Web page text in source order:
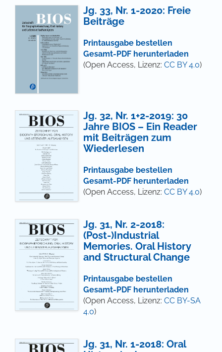
Jg. 33, Nr. 1-2020: Freie
Beiträge
Printausgabe bestellen
Gesamt-PDF herunterladen
(Open Access, Lizenz: CC BY 4.0)
Jg. 32, Nr. 1+2-2019: 30
Jahre BIOS – Ein Reader
mit Beiträgen zum
Wiederlesen
Printausgabe bestellen
Gesamt-PDF herunterladen
(Open Access, Lizenz: CC BY 4.0)
Jg. 31, Nr. 2-2018:
(Post-)Industrial
Memories. Oral History
and Structural Change
Printausgabe bestellen
Gesamt-PDF herunterladen
(Open Access, Lizenz: CC BY-SA
4.0)
Jg. 31, Nr. 1-2018: Oral